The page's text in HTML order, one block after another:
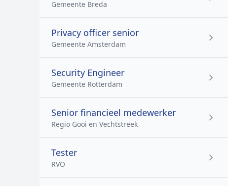
Gemeente Breda
Privacy officer senior
Gemeente Amsterdam
Security Engineer
Gemeente Rotterdam
Senior financieel medewerker
Regio Gooi en Vechtstreek
Tester
RVO